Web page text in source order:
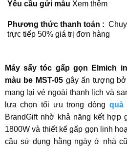
Yêu cầu gửi mẫu Xem thêm
Phương thức thanh toán :
trực tiếp 50% giá trị đơn hàng
Máy sấy tóc gấp gọn Elmich
màu be MST-05gây ấn tượng
mang lại vẻ ngoài thanh lịch và
lựa chọn tối ưu trong dòng quà
BrandGift nhờ khả năng kết hợp
1800W và thiết kế gấp gọn linh
cầu sử dụng hằng ngày ở nhà